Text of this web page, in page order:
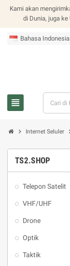
Kami akan
di Dunia, juga ke
Bahasa Indonesia
view_headline
chevron_right Internet Seluler
TS2.SHOP
Telepon Satelit
VHF/UHF
Drone
Optik
Taktik